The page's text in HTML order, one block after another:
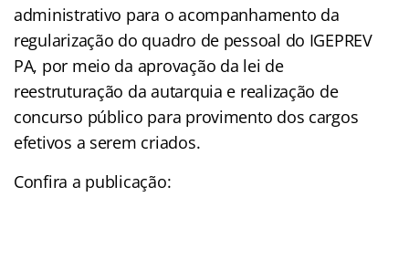
administrativo para o acompanhamento da
regularização do quadro de pessoal do IGEPREV
PA, por meio da aprovação da lei de
reestruturação da autarquia e realização de
concurso público para provimento dos cargos
efetivos a serem criados.
Confira a publicação: